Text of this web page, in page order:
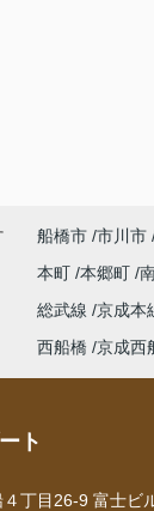
船橋市 市川市
本町 本郷町
総武線 京成本
西船橋 京成西
ト
丁目26-9 富士ビ